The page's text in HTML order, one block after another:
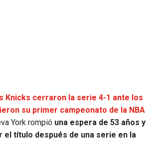
Knicks cerraron la serie 4-1 ante los
su primer campeonato de la NBA
York rompió una espera de 53 años y
el título después de una serie en la